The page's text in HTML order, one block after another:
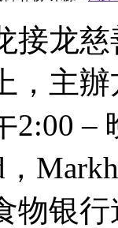
接龙
，主
2:00
，
物银